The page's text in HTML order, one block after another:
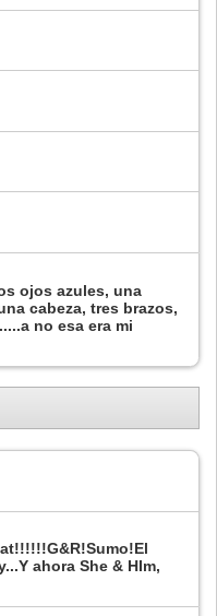
ojos azules, una
cabeza, tres brazos,
no esa era mi
ahora She & HIm,